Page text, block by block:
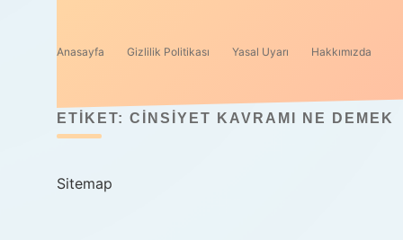
Anasayfa Gizlilik Politikası Yasal Uyarı Hakkımızda
ETIKET: CINSIYET KAVRAMI NE DEMEK
Sitemap